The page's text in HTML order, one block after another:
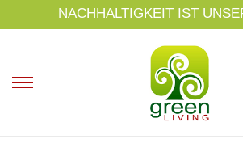
p
NACHHALTIGKEIT IST